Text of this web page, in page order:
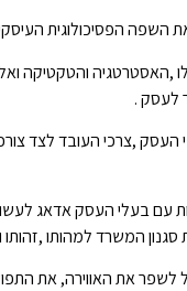
השפה הפסיכולוגית
,האסטרטגיה והטקטיקה
לעסק .
העסק ,צרכי העובד לצד
עם בעלי העסק אדאג
המשרד למהותו ,זהותו
לשפר את האווירה, את